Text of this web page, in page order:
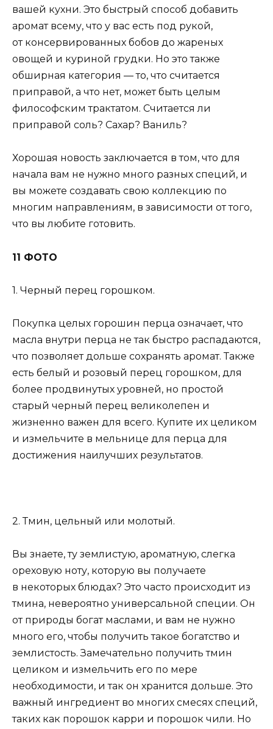
вашей кухни. Это быстрый способ добавить
аромат всему, что у вас есть под рукой,
от консервированных бобов до жареных
овощей и куриной грудки. Но это также
обширная категория — то, что считается
приправой, а что нет, может быть целым
философским трактатом. Считается ли
приправой соль? Сахар? Ваниль?
Хорошая новость заключается в том, что для
начала вам не нужно много разных специй, и
вы можете создавать свою коллекцию по
многим направлениям, в зависимости от того,
что вы любите готовить.
11 ФОТО
1. Черный перец горошком.
Покупка целых горошин перца означает, что
масла внутри перца не так быстро распадаются,
что позволяет дольше сохранять аромат. Также
есть белый и розовый перец горошком, для
более продвинутых уровней, но простой
старый черный перец великолепен и
жизненно важен для всего. Купите их целиком
и измельчите в мельнице для перца для
достижения наилучших результатов.
2. Тмин, цельный или молотый.
Вы знаете, ту землистую, ароматную, слегка
ореховую ноту, которую вы получаете
в некоторых блюдах? Это часто происходит из
тмина, невероятно универсальной специи. Он
от природы богат маслами, и вам не нужно
много его, чтобы получить такое богатство и
землистость. Замечательно получить тмин
целиком и измельчить его по мере
необходимости, и так он хранится дольше. Это
важный ингредиент во многих смесях специй,
таких как порошок карри и порошок чили. Но